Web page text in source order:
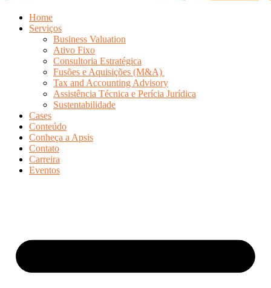
Home
Serviços
Business Valuation
Ativo Fixo
Consultoria Estratégica
Fusões e Aquisições (M&A)
Tax and Accounting Advisory
Assistência Técnica e Perícia Jurídica
Sustentabilidade
Cases
Conteúdo
Conheça a Apsis
Contato
Carreira
Eventos